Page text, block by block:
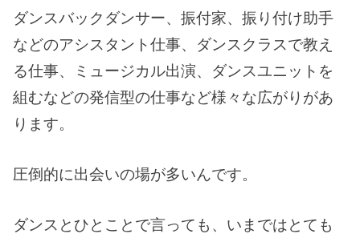
ダンスバックダンサー、振付家、振り付け助手
などのアシスタント仕事、ダンスクラスで教え
る仕事、ミュージカル出演、ダンスユニットを
組むなどの発信型の仕事など様々な広がりがあ
ります。
圧倒的に出会いの場が多いんです。
ダンスとひとことで言っても、いまではとても